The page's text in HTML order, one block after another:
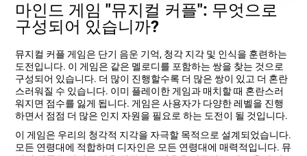
마인드 게임 "뮤지컬 커플": 무엇으로
구성되어 있습니까?
뮤지컬 커플 게임은 단기 음운 기억, 청각 지각 및 인식을 훈련하는
도전입니다. 이 게임은 같은 멜로디를 포함하는 쌍을 찾는 것으로
구성되어 있습니다. 더 많이 진행할수록 더 많은 쌍이 있고 더 혼란
스러워질 수 있습니다. 이미 플레이한 게임과 매치할 때 혼란스러
워지면 점수를 잃게 됩니다. 게임은 사용자가 다양한 레벨을 진행
하면서 점점 더 많은 인지 자원을 필요로 하는 도전이 될 것입니다.
이 게임은 우리의 청각적 지각을 자극할 목적으로 설계되었습니다.
모든 연령대에 적합하며 디자인은 모든 연령대에 매력적입니다. 뮤